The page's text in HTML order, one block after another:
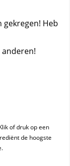
Heb
of druk op een
de hoogste